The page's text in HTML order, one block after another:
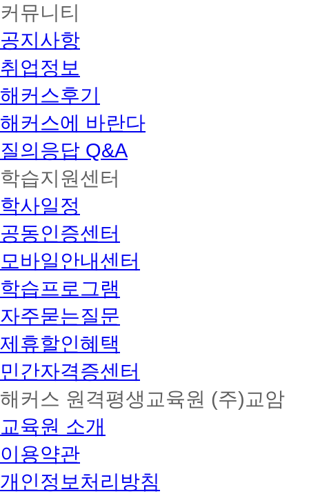
커뮤니티
공지사항
취업정보
해커스후기
해커스에 바란다
질의응답 Q&A
학습지원센터
학사일정
공동인증센터
모바일안내센터
학습프로그램
자주묻는질문
제휴할인혜택
민간자격증센터
해커스 원격평생교육원 (주)교암
교육원 소개
이용약관
개인정보처리방침